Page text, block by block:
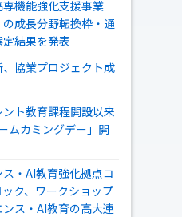
機能強化支援事業
の成長分野転換枠・通
結果を発表
協業プロジェクト成
ト教育課程開設以来
ムカミングデー」開
・AI教育強化拠点コ
ク、ワークショップ
ンス・AI教育の高大連